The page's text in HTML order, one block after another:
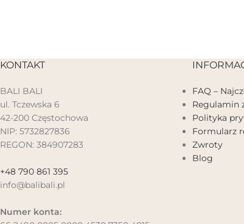
KONTAKT
BALI BALI
ul. Tczewska 6
42-200 Częstochowa
NIP: 5732827836
REGON: 384907283
+48 790 861 395
info@balibali.pl
Numer konta:
FAQ –
Regulamin
Polityka
Formularz
Zwroty
Blog